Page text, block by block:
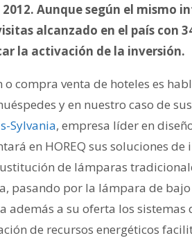
Aunque según el mismo
alcanzado en el país con
la activación de la inversión.
compra venta de hoteles es
y en nuestro caso de
Sylvania, empresa líder en
en HOREQ sus soluciones
de lámparas
pasando por la lámpara de
además a su oferta los
de recursos energéticos